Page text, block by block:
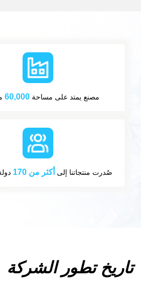
مصنع يمتد على مساحة 60,000
صُدرت منتجاتنا إلى أكثر من 170
تاريخ تطور الشركة